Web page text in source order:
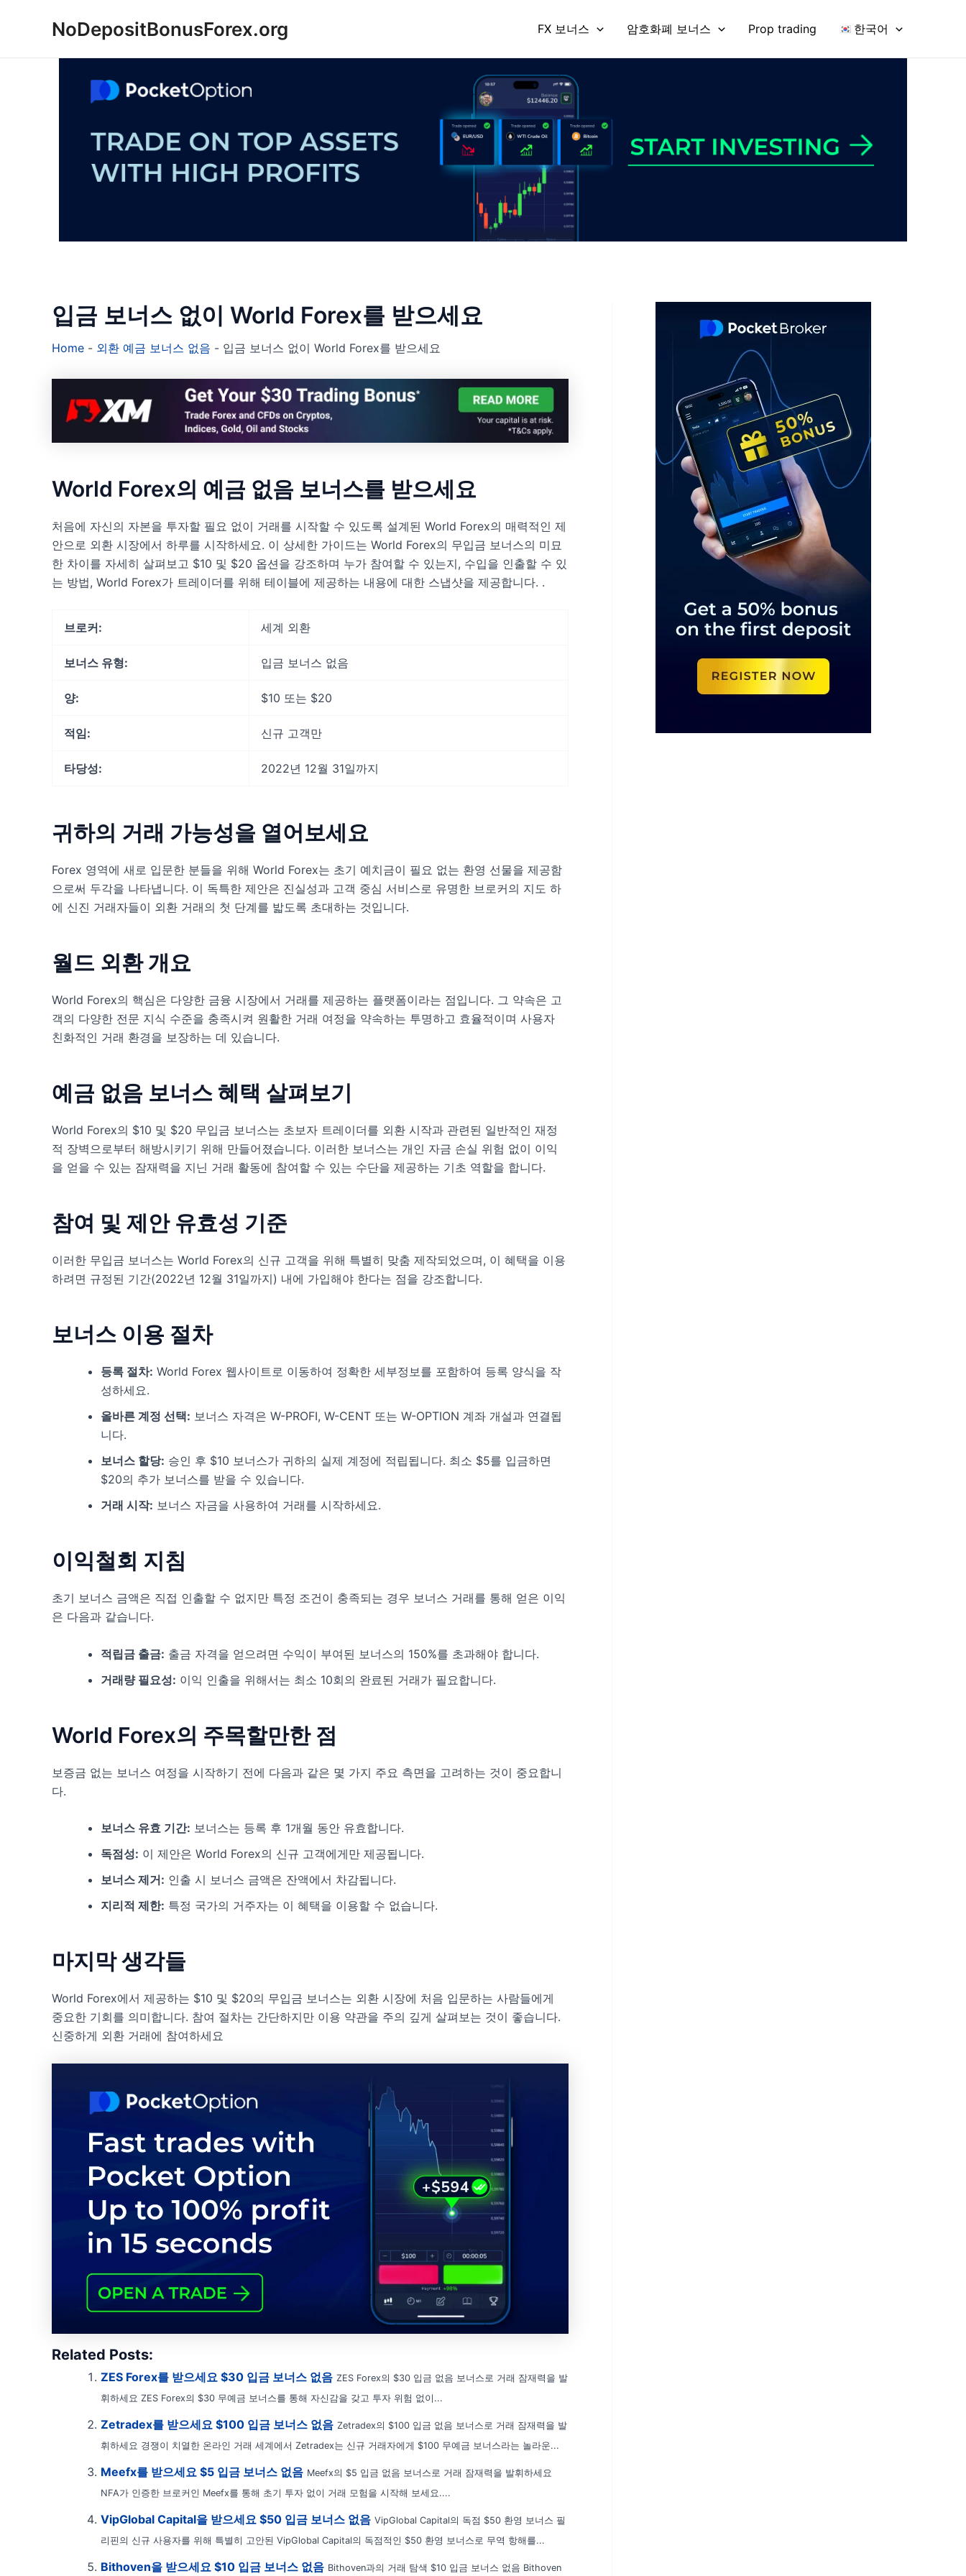
NoDepositBonusForex.org FX 보너스 암호화폐 보너스 Prop trading 한국어
입금 보너스 없이 World Forex를 받으세요
Home - 외환 예금 보너스 없음 - 입금 보너스 없이 World Forex를 받으세요
World Forex의 예금 없음 보너스를 받으세요
처음에 자신의 자본을 투자할 필요 없이 거래를 시작할 수 있도록 설계된 World Forex의 매력적인 제
안으로 외환 시장에서 하루를 시작하세요. 이 상세한 가이드는 World Forex의 무입금 보너스의 미묘
한 차이를 자세히 살펴보고 $10 및 $20 옵션을 강조하며 누가 참여할 수 있는지, 수입을 인출할 수 있
는 방법, World Forex가 트레이더를 위해 테이블에 제공하는 내용에 대한 스냅샷을 제공합니다. .
브로커: 세계 외환
보너스 유형: 입금 보너스 없음
양: $10 또는 $20
적임: 신규 고객만
타당성: 2022년 12월 31일까지
귀하의 거래 가능성을 열어보세요
Forex 영역에 새로 입문한 분들을 위해 World Forex는 초기 예치금이 필요 없는 환영 선물을 제공함
으로써 두각을 나타냅니다. 이 독특한 제안은 진실성과 고객 중심 서비스로 유명한 브로커의 지도 하
에 신진 거래자들이 외환 거래의 첫 단계를 밟도록 초대하는 것입니다.
월드 외환 개요
World Forex의 핵심은 다양한 금융 시장에서 거래를 제공하는 플랫폼이라는 점입니다. 그 약속은 고
객의 다양한 전문 지식 수준을 충족시켜 원활한 거래 여정을 약속하는 투명하고 효율적이며 사용자
친화적인 거래 환경을 보장하는 데 있습니다.
예금 없음 보너스 혜택 살펴보기
World Forex의 $10 및 $20 무입금 보너스는 초보자 트레이더를 외환 시작과 관련된 일반적인 재정
적 장벽으로부터 해방시키기 위해 만들어졌습니다. 이러한 보너스는 개인 자금 손실 위험 없이 이익
을 얻을 수 있는 잠재력을 지닌 거래 활동에 참여할 수 있는 수단을 제공하는 기초 역할을 합니다.
참여 및 제안 유효성 기준
이러한 무입금 보너스는 World Forex의 신규 고객을 위해 특별히 맞춤 제작되었으며, 이 혜택을 이용
하려면 규정된 기간(2022년 12월 31일까지) 내에 가입해야 한다는 점을 강조합니다.
보너스 이용 절차
등록 절차: World Forex 웹사이트로 이동하여 정확한 세부정보를 포함하여 등록 양식을 작
성하세요.
올바른 계정 선택: 보너스 자격은 W-PROFI, W-CENT 또는 W-OPTION 계좌 개설과 연결됩
니다.
보너스 할당: 승인 후 $10 보너스가 귀하의 실제 계정에 적립됩니다. 최소 $5를 입금하면
$20의 추가 보너스를 받을 수 있습니다.
거래 시작: 보너스 자금을 사용하여 거래를 시작하세요.
이익철회 지침
초기 보너스 금액은 직접 인출할 수 없지만 특정 조건이 충족되는 경우 보너스 거래를 통해 얻은 이익
은 다음과 같습니다.
적립금 출금: 출금 자격을 얻으려면 수익이 부여된 보너스의 150%를 초과해야 합니다.
거래량 필요성: 이익 인출을 위해서는 최소 10회의 완료된 거래가 필요합니다.
World Forex의 주목할만한 점
보증금 없는 보너스 여정을 시작하기 전에 다음과 같은 몇 가지 주요 측면을 고려하는 것이 중요합니
다.
보너스 유효 기간: 보너스는 등록 후 1개월 동안 유효합니다.
독점성: 이 제안은 World Forex의 신규 고객에게만 제공됩니다.
보너스 제거: 인출 시 보너스 금액은 잔액에서 차감됩니다.
지리적 제한: 특정 국가의 거주자는 이 혜택을 이용할 수 없습니다.
마지막 생각들
World Forex에서 제공하는 $10 및 $20의 무입금 보너스는 외환 시장에 처음 입문하는 사람들에게
중요한 기회를 의미합니다. 참여 절차는 간단하지만 이용 약관을 주의 깊게 살펴보는 것이 좋습니다.
신중하게 외환 거래에 참여하세요
Related Posts:
ZES Forex를 받으세요 $30 입금 보너스 없음 ZES Forex의 $30 입금 없음 보너스로 거래 잠재력을 발
휘하세요 ZES Forex의 $30 무예금 보너스를 통해 자신감을 갖고 투자 위험 없이...
Zetradex를 받으세요 $100 입금 보너스 없음 Zetradex의 $100 입금 없음 보너스로 거래 잠재력을 발
휘하세요 경쟁이 치열한 온라인 거래 세계에서 Zetradex는 신규 거래자에게 $100 무예금 보너스라는 놀라운...
Meefx를 받으세요 $5 입금 보너스 없음 Meefx의 $5 입금 없음 보너스로 거래 잠재력을 발휘하세요
NFA가 인증한 브로커인 Meefx를 통해 초기 투자 없이 거래 모험을 시작해 보세요....
VipGlobal Capital을 받으세요 $50 입금 보너스 없음 VipGlobal Capital의 독점 $50 환영 보너스 필
리핀의 신규 사용자를 위해 특별히 고안된 VipGlobal Capital의 독점적인 $50 환영 보너스로 무역 항해를...
Bithoven을 받으세요 $10 입금 보너스 없음 Bithoven과의 거래 탐색 $10 입금 보너스 없음 Bithoven